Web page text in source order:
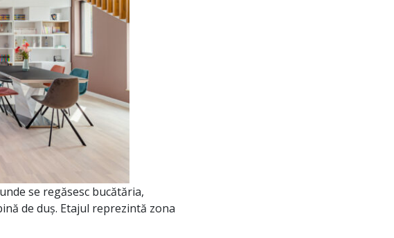
se regăsesc bucătăria,
de duș. Etajul reprezintă zona